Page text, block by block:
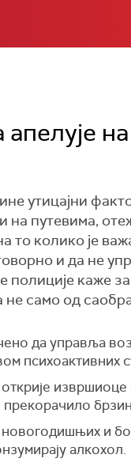
утицајни
на путевима,
то колико је
и да не
полиције каже
само од
да управља
психоактивних
прекорачило
новогодишњих и
алкохол.